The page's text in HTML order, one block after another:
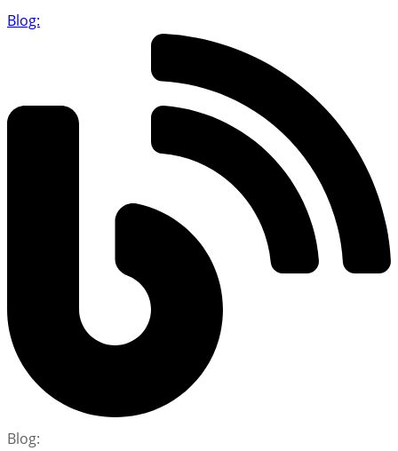
Blog:
Blog: